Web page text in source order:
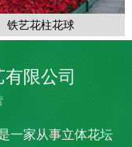
铁艺花柱花球
限公司
家从事立体花坛